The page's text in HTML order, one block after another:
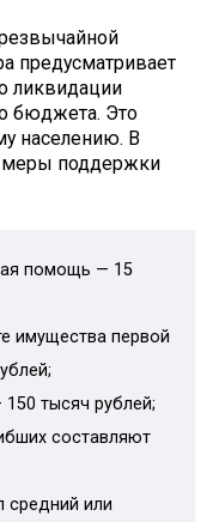
предусматривает
ликвидации
бюджета. Это
населению. В
меры поддержки
помощь — 15
имущества первой
тысяч рублей;
составляют
средний или